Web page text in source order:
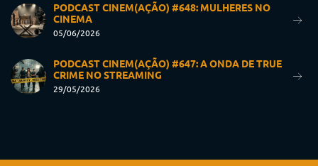
PODCAST CINEM(AÇÃO) #648: MULHERES NO
CINEMA
05/06/2026
PODCAST CINEM(AÇÃO) #647: A ONDA DE TRUE
CRIME NO STREAMING
29/05/2026